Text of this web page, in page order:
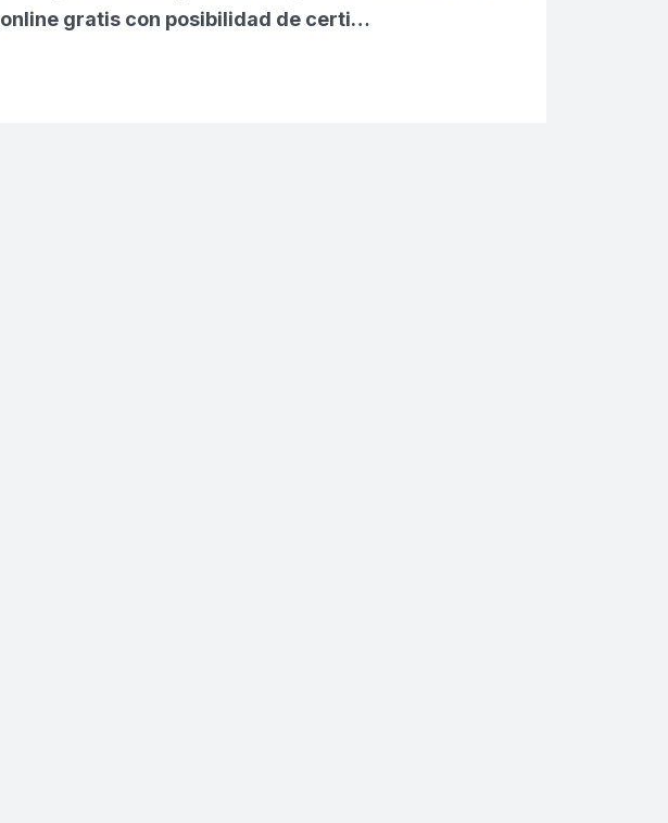
online gratis con posibilidad de certi…